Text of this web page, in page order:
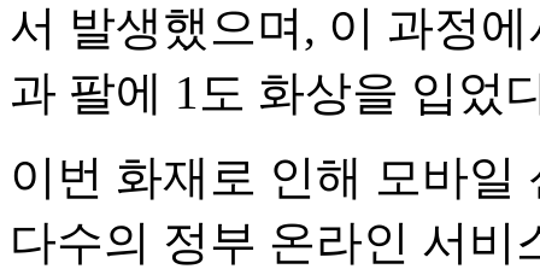
서 발생했으며, 이 과정
과 팔에 1도 화상을 입었
이번 화재로 인해 모바
다수의 정부 온라인 서비